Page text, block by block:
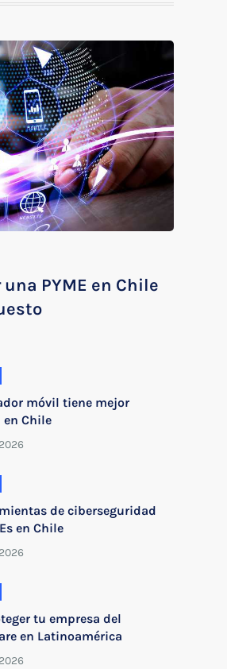
PYME en Chile
móvil tiene mejor
Chile
de ciberseguridad
en Chile
tu empresa del
en Latinoamérica